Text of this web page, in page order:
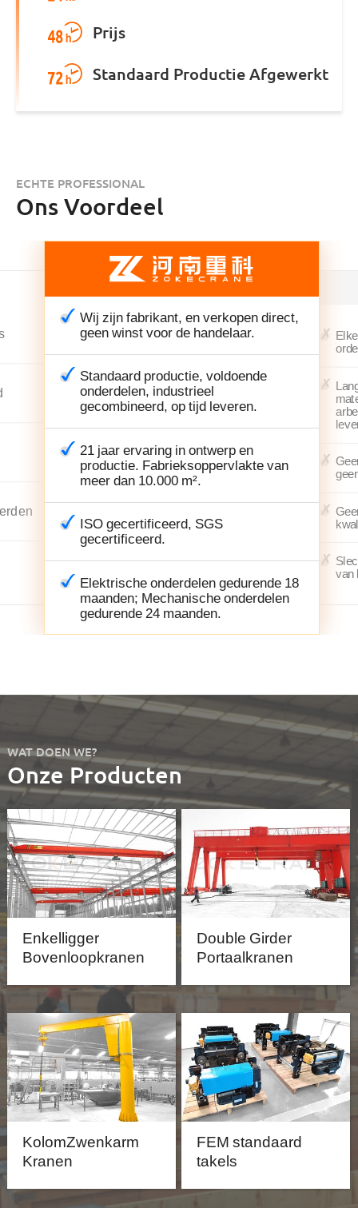
Prijs
Standaard Productie Afgewerkt
ECHTE PROFESSIONAL
Ons Voordeel
Wij zijn fabrikant, en verkopen direct,
geen winst voor de handelaar.
Standaard productie, voldoende
onderdelen, industrieel
gecombineerd, op tijd leveren.
21 jaar ervaring in ontwerp en
productie. Fabrieksoppervlakte van
meer dan 10.000 m².
ISO gecertificeerd, SGS
gecertificeerd.
Elektrische onderdelen gedurende 18
maanden; Mechanische onderdelen
gedurende 24 maanden.
van
WAT DOEN WE?
Onze Producten
Enkelligger
Bovenloopkranen
Double Girder
Portaalkranen
KolomZwenkarm
Kranen
FEM standaard
takels